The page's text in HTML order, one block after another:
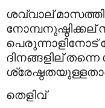
ശവ്വാല്
നോമ്പനുഷ്ഠിക്കല്
പെരുന്നാളിനോട്
ദിനങ്ങളില് തന്നെ
തെളിവ്